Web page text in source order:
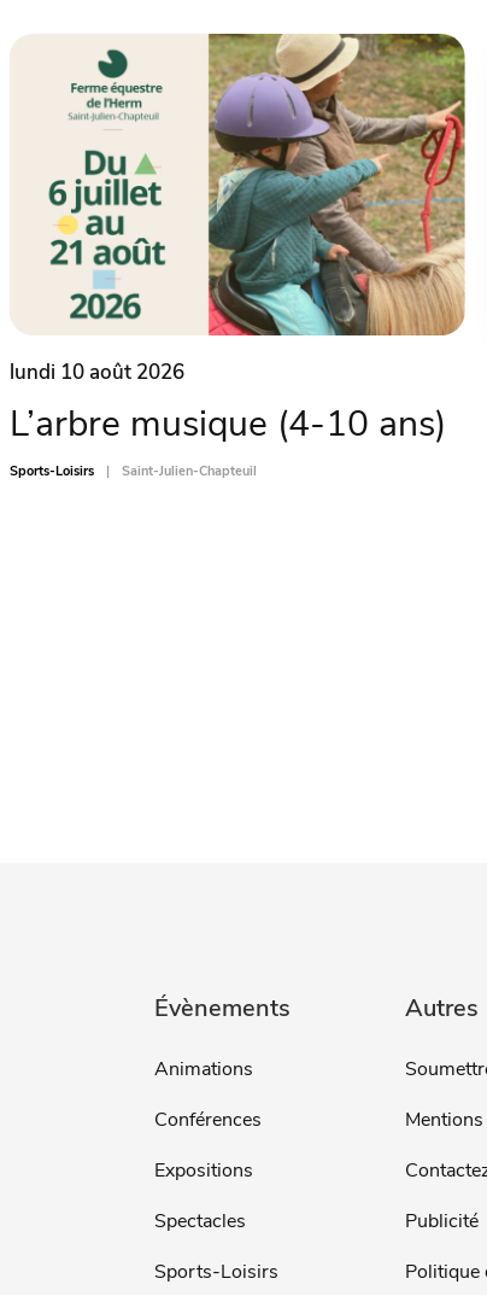
lundi 10 août 2026
L’arbre musique (4-10 ans)
Sports-Loisirs Saint-Julien-Chapteuil
Évènements
Animations
Conférences
Expositions
Spectacles
Sports-Loisirs
Autres
Publicité
Politique